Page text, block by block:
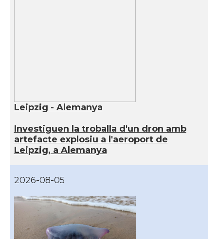
Leipzig - Alemanya
Investiguen la troballa d'un dron amb
artefacte explosiu a l'aeroport de
Leipzig, a Alemanya
2026-08-05